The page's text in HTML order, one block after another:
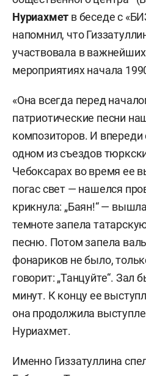
Нуриахмет в беседе с
напомнил, что
участвовала в
мероприятиях начала
«Она всегда перед
патриотические песни
композиторов. И
одном из съездов
Чебоксарах во время ее
погас свет — нашелся
крикнула: „Баян!“ —
темноте запела
песню. Потом запела
фонариков не было,
говорит: „Танцуйте“. Зал
минут. К концу ее
она продолжила
Нуриахмет.
Именно Гиззатуллина